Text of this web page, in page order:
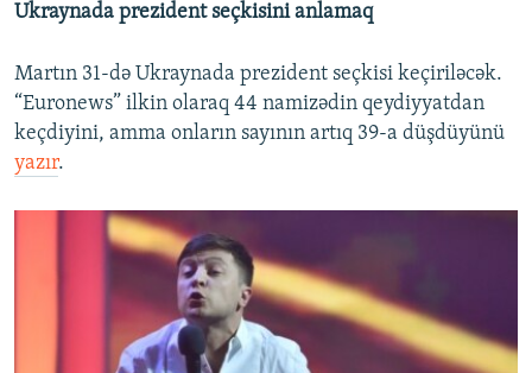
Ukraynada prezident seçkisini anlamaq
Martın 31-də Ukraynada prezident seçkisi keçiriləcək.
“Euronews” ilkin olaraq 44 namizədin qeydiyyatdan
keçdiyini, amma onların sayının artıq 39-a düşdüyünü
yazır.